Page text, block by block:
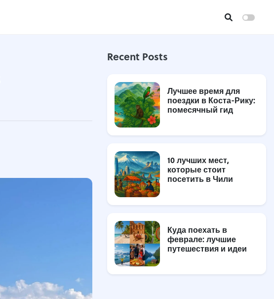
Recent Posts
Лучшее время для
поездки в Коста-Рику:
помесячный гид
10 лучших мест,
которые стоит
посетить в Чили
Куда поехать в
феврале: лучшие
путешествия и идеи